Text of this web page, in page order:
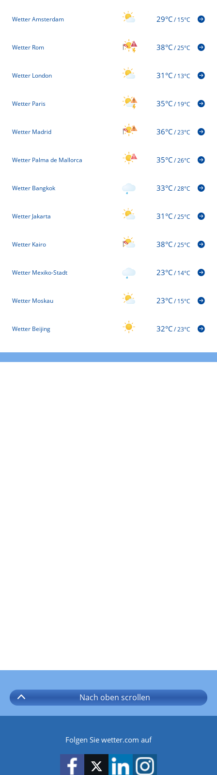
Wetter Amsterdam 29°C/15°C
Wetter Rom 38°C/25°C
Wetter London 31°C/13°C
Wetter Paris 35°C/19°C
Wetter Madrid 36°C/23°C
Wetter Palma de Mallorca 35°C/26°C
Wetter Bangkok 33°C/28°C
Wetter Jakarta 31°C/25°C
Wetter Kairo 38°C/25°C
Wetter Mexiko-Stadt 23°C/14°C
Wetter Moskau 23°C/15°C
Wetter Beijing 32°C/23°C
Nach oben scrollen
Folgen Sie wetter.com auf